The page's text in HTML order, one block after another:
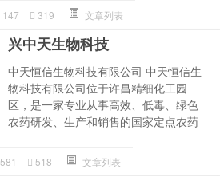
147 319 文章列表
兴中天生物科技
中天恒信生物科技有限公司 中天恒信生
物科技有限公司位于许昌精细化工园
区，是一家专业从事高效、低毒、绿色
农药研发、生产和销售的国家定点农药
581 518 文章列表